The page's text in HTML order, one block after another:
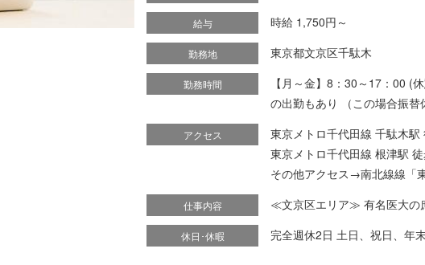
給与 時給 1,750円～
勤務地 東京都文京区千駄木
勤務時間
【月～金】8：30～17：00 (
の出勤もあり （この場合振
アクセス
東京メトロ千代田線 千駄木駅
東京メトロ千代田線 根津駅
その他アクセス→南北線線「
仕事内容 ≪文京区エリア≫ 有名医大の
休日･休暇 完全週休2日 土日、祝日、年